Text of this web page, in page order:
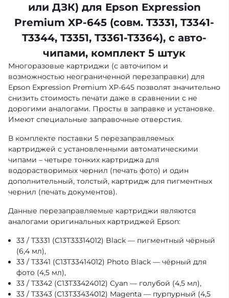
или ДЗК) для Epson Expression
Premium XP-645 (совм. T3331, T3341-
T3344, T3351, T3361-T3364), с авто-
чипами, комплект 5 штук
Многоразовые картриджи (с авточипом и
возможностью неограниченной перезаправки) для
Epson Expression Premium XP-645 позволят значительно
снизить стоимость печати даже в сравнении с не
дорогими аналогами. Просты в заправке и установке.
Имеют специальные заправочные отверстия.
В комплекте поставки 5 перезаправляемых
картриджей с установленными автоматическими
чипами – четыре тонких картриджа для
водорастворимых чернил (печать фото) и один
дополнительный, толстый, картридж для пигментных
чернил (печать документов).
Данные перезаправляемые картриджи являются
аналогами оригинальных картриджей Epson:
33 / T3331 (C13T33314012) Black — пигментный чёрный
(6,4 мл),
33 / T3341 (C13T33414012) Photo Black — чёрный для
фото (4,5 мл),
33 / T3342 (C13T33424012) Cyan — голубой (4,5 мл),
33 / T3343 (C13T33434012) Magenta — пурпурный (4,5